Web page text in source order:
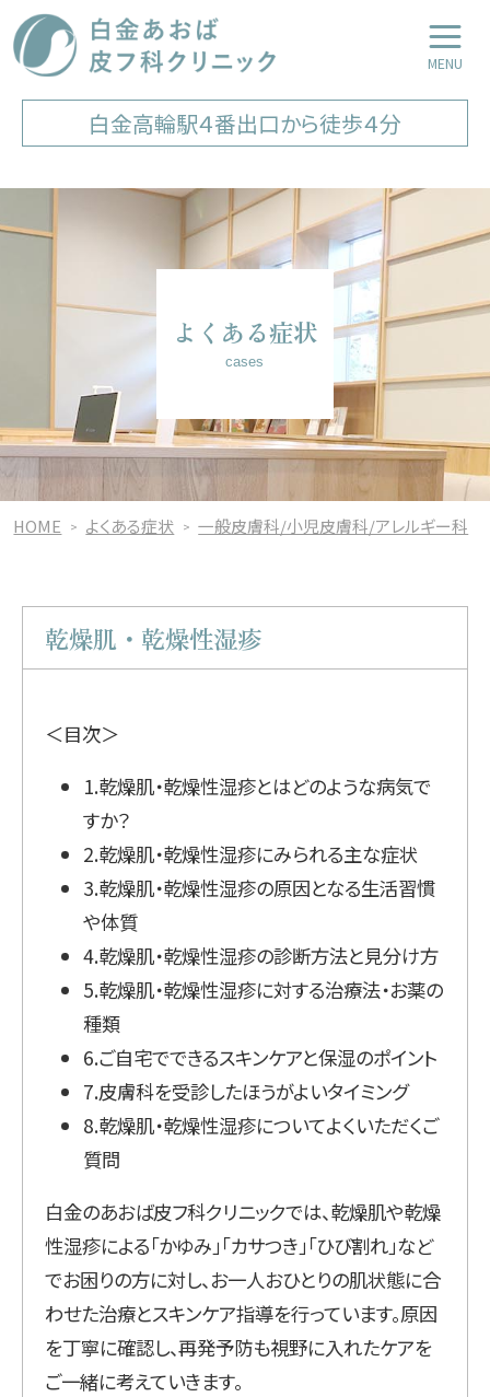
白金あおば皮フ科クリニック
LINE友達登録
Web予約
白金高輪駅４番出口から徒歩４分
HOME よくある症状 一般皮膚科/小児皮膚科/アレルギー科
よくある症状
cases
乾燥肌・乾燥性湿疹
＜目次＞
1.乾燥肌・乾燥性湿疹とはどのような病気で
すか？
2.乾燥肌・乾燥性湿疹にみられる主な症状
3.乾燥肌・乾燥性湿疹の原因となる生活習慣
や体質
4.乾燥肌・乾燥性湿疹の診断方法と見分け方
5.乾燥肌・乾燥性湿疹に対する治療法・お薬の
種類
6.ご自宅でできるスキンケアと保湿のポイント
7.皮膚科を受診したほうがよいタイミング
8.乾燥肌・乾燥性湿疹についてよくいただくご
質問
白金のあおば皮フ科クリニックでは、乾燥肌や乾燥
性湿疹による「かゆみ」「カサつき」「ひび割れ」など
でお困りの方に対し、お一人おひとりの肌状態に合
わせた治療とスキンケア指導を行っています。原因
を丁寧に確認し、再発予防も視野に入れたケアを
ご一緒に考えていきます。